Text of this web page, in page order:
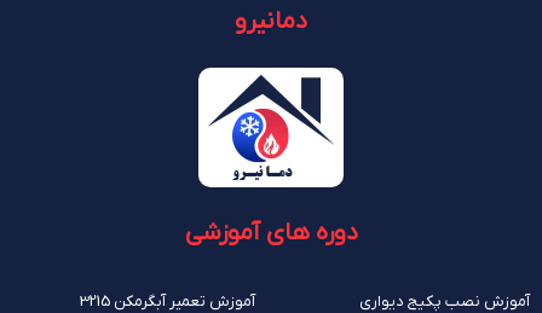
دمانیرو
دوره های آموزشی
آموزش نصب پکیج دیواری آموزش تعمیر آبگرمکن 3215